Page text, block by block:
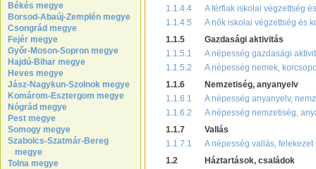
Békés megye
Borsod-Abaúj-Zemplén megye
Csongrád megye
Fejér megye
Győr-Moson-Sopron megye
Hajdú-Bihar megye
Heves megye
Jász-Nagykun-Szolnok megye
Komárom-Esztergom megye
Nógrád megye
Pest megye
Somogy megye
Szabolcs-Szatmár-Bereg
megye
Tolna megye
1.1.4.4
A férfiak iskolai végzettség
1.1.4.5
A nők iskolai végzettség és
1.1.5
Gazdasági aktivitás
1.1.5.1
A népesség gazdasági
1.1.5.2
A népesség nemek,
1.1.6
Nemzetiség, anyanyelv
1.1.6.1
A népesség anyanyelv,
1.1.6.2
A népesség nemzetiség,
1.1.7
Vallás
1.1.7.1
A népesség vallás,
1.2
Háztartások, családok